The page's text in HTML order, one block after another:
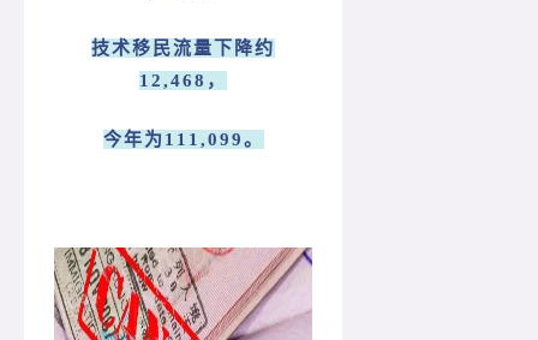
技术移民流量下降约
12,468，
今年为111,099。